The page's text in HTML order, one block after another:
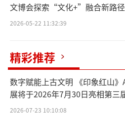
半球阳光照射角度明显
热量显著减少，白天秋
霜，因此“寒露”成为二
带“寒”字的节气。
“寒露寒露，遍地冷
自然的观察，将“寒露”
文博会探索“文化+”融合新路径
2026-05-22 11:32:39
精彩推荐
数字赋能上古文明 《印象红山》
展将于2026年7月30日亮相第三
艺博会
2026-07-23 10:10:08